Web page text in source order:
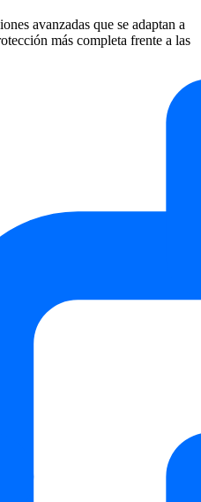
avanzadas que se adaptan a
más completa frente a las